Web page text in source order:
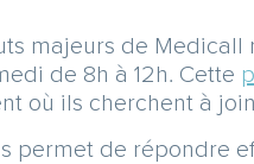
majeurs de Medicall
de 8h à 12h. Cette
où ils cherchent à
permet de répondre